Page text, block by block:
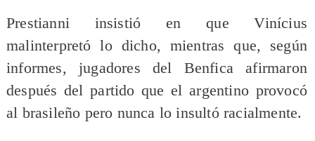
Prestianni insistió en que Vinícius
malinterpretó lo dicho, mientras que, según
informes, jugadores del Benfica afirmaron
después del partido que el argentino provocó
al brasileño pero nunca lo insultó racialmente.